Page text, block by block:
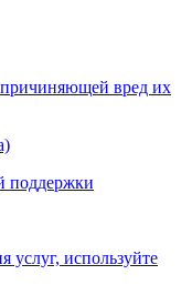
вред их
поддержки
услуг, используйте